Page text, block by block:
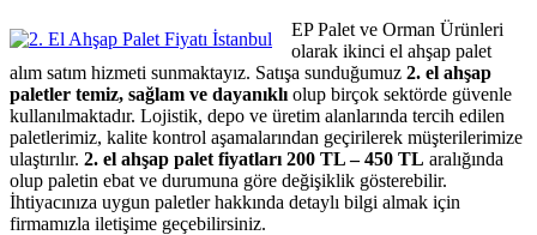
EP Palet ve Orman Ürünleri
olarak ikinci el ahşap palet
alım satım hizmeti sunmaktayız. Satışa sunduğumuz 2. el ahşap
paletler temiz, sağlam ve dayanıklı olup birçok sektörde güvenle
kullanılmaktadır. Lojistik, depo ve üretim alanlarında tercih edilen
paletlerimiz, kalite kontrol aşamalarından geçirilerek müşterilerimize
ulaştırılır. 2. el ahşap palet fiyatları 200 TL – 450 TL aralığında
olup paletin ebat ve durumuna göre değişiklik gösterebilir.
İhtiyacınıza uygun paletler hakkında detaylı bilgi almak için
firmamızla iletişime geçebilirsiniz.